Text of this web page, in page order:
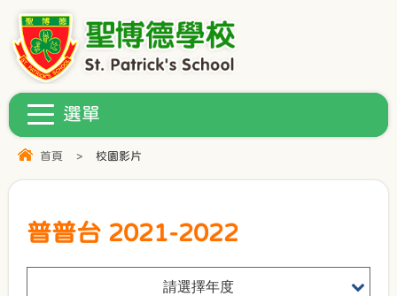
首頁 > 校園影片
普普台 2021-2022
請選擇年度